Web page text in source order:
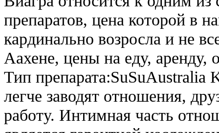
препаратов, цена которой в
кардинально возросла и не
Аахене, цены на еду,
Тип
легче заводят отношения,
работу. Интимная часть